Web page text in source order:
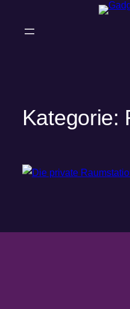
Inhalt
Kategorie: